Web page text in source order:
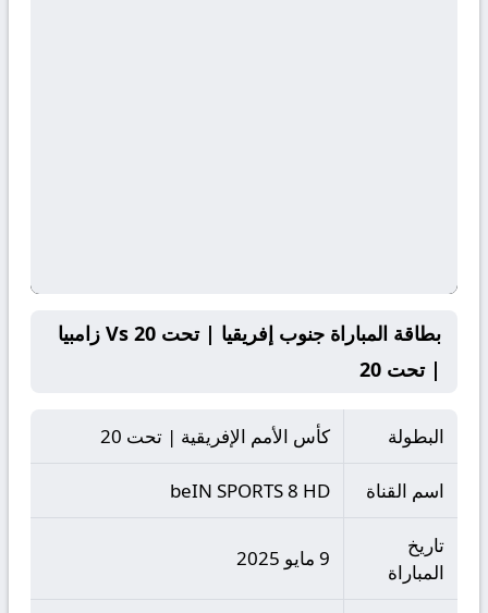
بطاقة المباراة جنوب إفريقيا | تحت 20 Vs زامبيا
| تحت 20
البطولة كأس الأمم الإفريقية | تحت 20
اسم القناة beIN SPORTS 8 HD
تاريخ
المباراة
9 مايو 2025